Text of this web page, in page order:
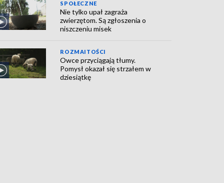
SPOŁECZNE
Nie tylko upał zagraża
zwierzętom. Są zgłoszenia o
niszczeniu misek
ROZMAITOŚCI
Owce przyciągają tłumy.
Pomysł okazał się strzałem w
dziesiątkę